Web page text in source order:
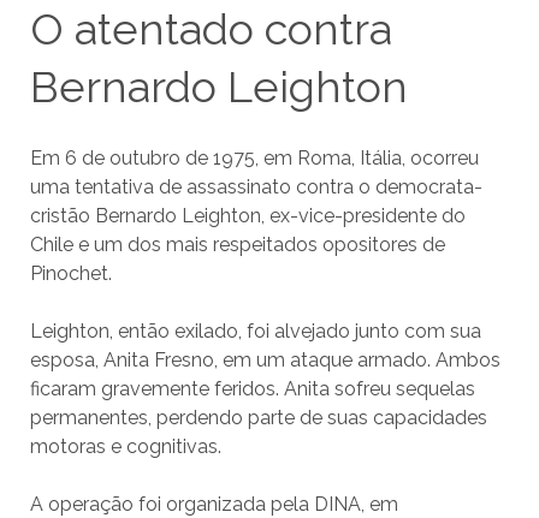
O atentado contra
Bernardo Leighton
Em 6 de outubro de 1975, em Roma, Itália, ocorreu
uma tentativa de assassinato contra o democrata-
cristão Bernardo Leighton, ex-vice-presidente do
Chile e um dos mais respeitados opositores de
Pinochet.
Leighton, então exilado, foi alvejado junto com sua
esposa, Anita Fresno, em um ataque armado. Ambos
ficaram gravemente feridos. Anita sofreu sequelas
permanentes, perdendo parte de suas capacidades
motoras e cognitivas.
A operação foi organizada pela DINA, em